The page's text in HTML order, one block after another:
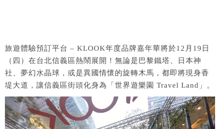
旅遊體驗預訂平台 – KLOOK年度品牌嘉年華將於12月19日
（四）在台北信義區熱鬧展開！無論是巴黎鐵塔、日本神
社、夢幻水晶球，或是異國情懷的旋轉木馬，都即將現身香
堤大道，讓信義區街頭化身為「世界遊樂園 Travel Land」。